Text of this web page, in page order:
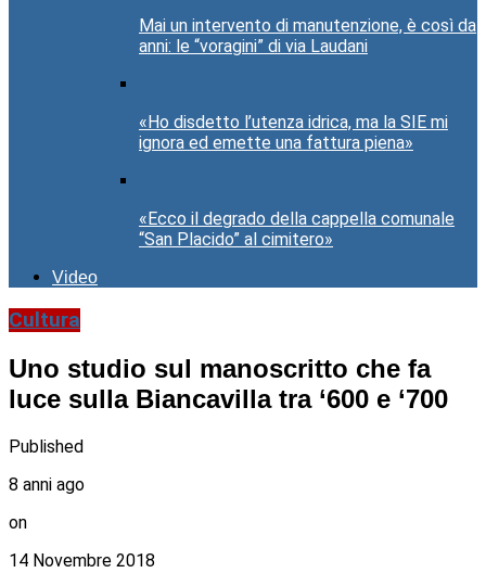
Mai un intervento di manutenzione, è così da
anni: le “voragini” di via Laudani
«Ho disdetto l’utenza idrica, ma la SIE mi
ignora ed emette una fattura piena»
«Ecco il degrado della cappella comunale
“San Placido” al cimitero»
Video
Cultura
Uno studio sul manoscritto che fa
luce sulla Biancavilla tra ‘600 e ‘700
Published
8 anni ago
on
14 Novembre 2018